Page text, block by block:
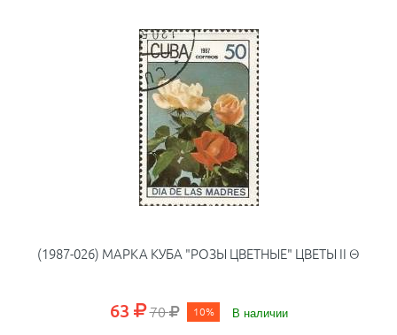
(1987-026) МАРКА КУБА "РОЗЫ ЦВЕТНЫЕ" ЦВЕТЫ II Θ
63 70 10% В наличии